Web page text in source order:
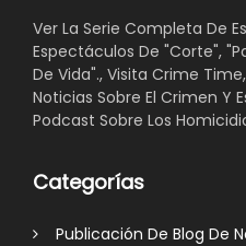
Ver La Serie Completa De
Espectáculos De "Corte",
De Vida"., Visita Crime
Noticias Sobre El Crimen Y
Podcast Sobre Los
Categorías
Publicación De Blog De